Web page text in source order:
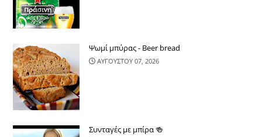
Ψωμί μπύρας - Beer bread
ΑΥΓΟΥΣΤΟΥ 07, 2026
Συνταγές με μπίρα 🍻